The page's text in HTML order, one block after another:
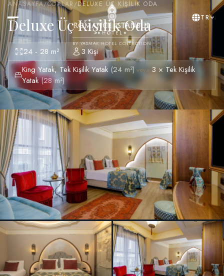
BY YASMAK HOTEL COLLECTION
TR
ANASAYFA/ODALAR /DELUXE ÜÇ KIŞILIK ODA
Deluxe Üç Kişilik Oda
24 - 28 m²
3 Kişi
King Yatak, Tek Kişilik Yatak (24 m²) veya 3 × Tek Kişilik
Yatak(28 m²)